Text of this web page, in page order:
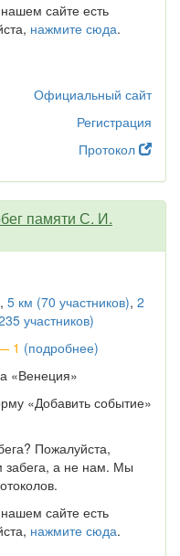
сайте есть
нажмите сюда.
Официальный сайт
Регистрация
Протокол
памяти С. И.
, 5 км (70 участников), 2
участников)
1 (подробнее)
«Венеция»
«Добавить событие»
Пожалуйста,
забега, а не нам. Мы
сайте есть
нажмите сюда.